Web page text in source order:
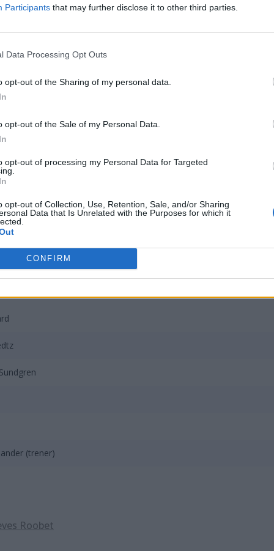
Participants that may further disclose it to other third parties.
Data Processing Opt Outs
opt-out of the Sharing of my personal data.
opt-out of the Sale of my Personal Data.
opt-out of processing my Personal Data for Targeted
opt-out of Collection, Use, Retention, Sale, and/or Sharing
Data that Is Unrelated with the Purposes for which it
CONFIRM
skandynawskich
przenosin do 100 Thieves Roobet miał znaleźć się Alex
w Szwecji, jego ewentualne przyjście byłoby więc
Ale już latem, w czasach CS2, 2024 roku związał się z
tym spędził tylko 11 miesięcy. Wszystko dlatego, że już w
gra po dziś dzień. Niedawno wraz z kolegami miał nawet
w finałowym boju z Metizportem wykręcił kosmiczny
obejmuje 100 Thieves
nazwisk. I tak prowadzącym powstającego składu
będzie debiutujący na tym stanowisku czterokrotny
ekipy miałby zostać wieloletni klubowy partner
wydawało się, że 100T może sięgnąć po dotychczasowy
Valve. Potem inną opcją był rdzeń
stworzą zupełnie nową piątkę i będą grindować od zera.
się następująco:
(trener)
Roobet